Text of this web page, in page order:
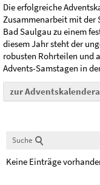
Die erfolgreiche
Zusammenarbeit mit der
Bad Saulgau zu einem
diesem Jahr steht der
robusten Rohrteilen und
Advents-Samstagen in
zur
Suche
Keine Einträge